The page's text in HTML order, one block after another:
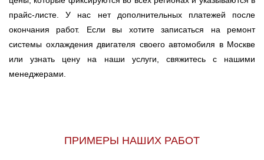
прайс-листе. У нас нет дополнительных платежей после
окончания работ. Если вы хотите записаться на ремонт
системы охлаждения двигателя своего автомобиля в Москве
или узнать цену на наши услуги, свяжитесь с нашими
менеджерами.
ПРИМЕРЫ НАШИХ РАБОТ